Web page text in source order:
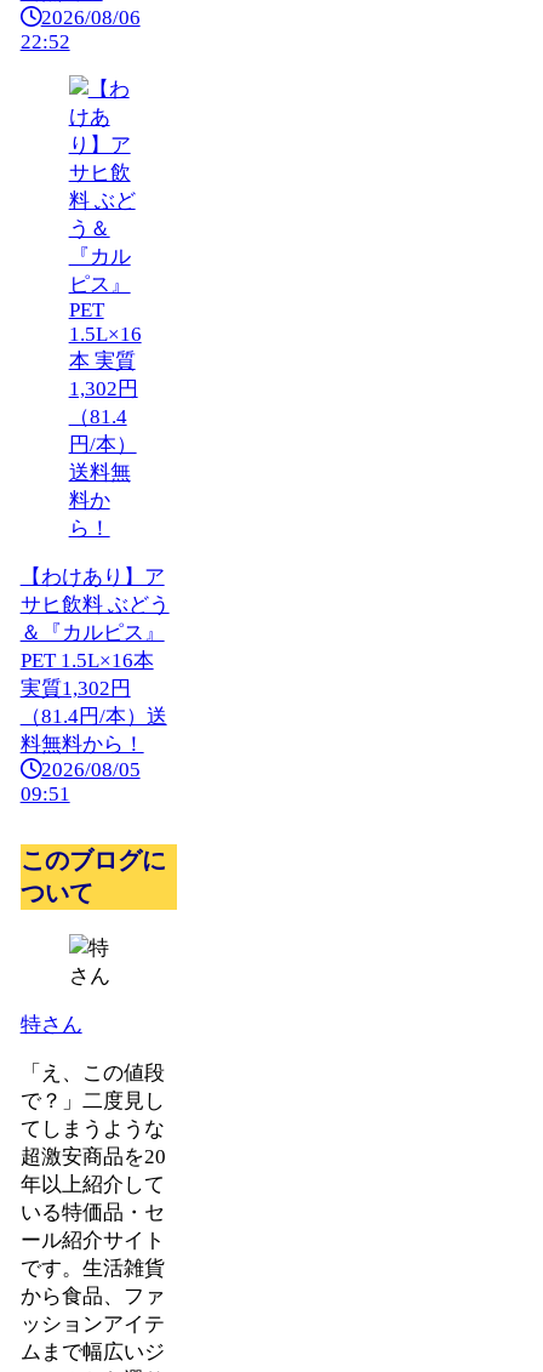
2026/08/06
22:52
【わけあり】ア
サヒ飲料 ぶどう
＆『カルピス』
PET 1.5L×16本
実質1,302円
（81.4円/本）送
料無料から！
2026/08/05
09:51
このブログに
ついて
特さん
「え、この値段
で？」二度見し
てしまうような
超激安商品を20
年以上紹介して
いる特価品・セ
ール紹介サイト
です。生活雑貨
から食品、ファ
ッションアイテ
ムまで幅広いジ